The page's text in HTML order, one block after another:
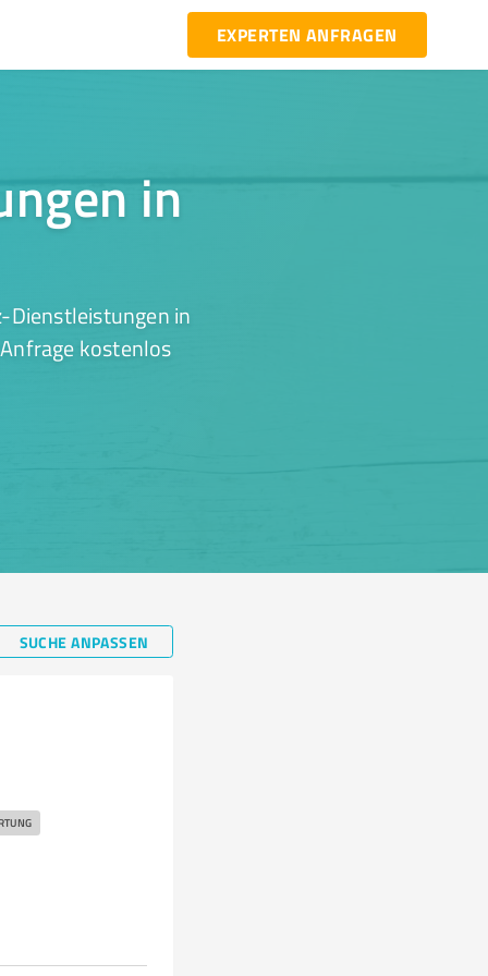
EXPERTEN ANFRAGEN
in
Dienstleistungen in
kostenlos
SUCHE ANPASSEN